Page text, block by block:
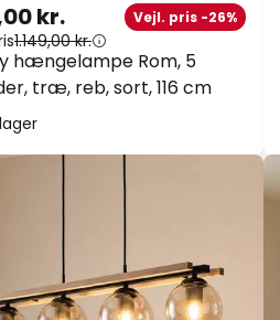
hængelampe Rom, 5
træ, reb, sort, 116 cm
kr. Vejl. pris -26%
1.149,00 kr.